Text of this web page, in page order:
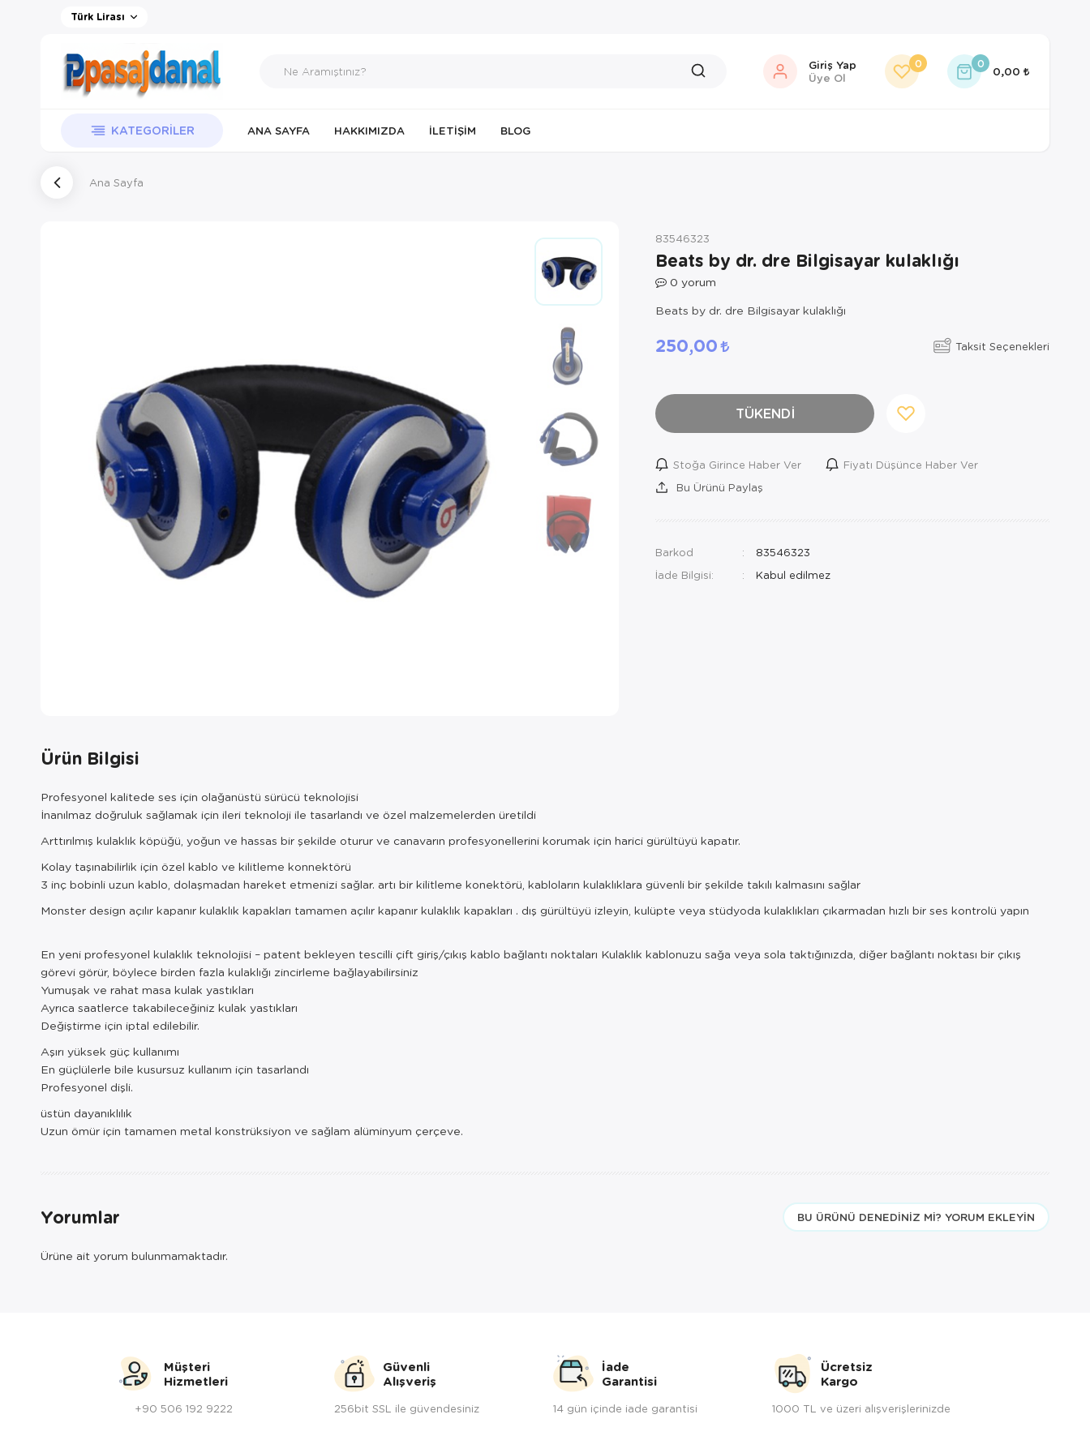
Türk Lirası
Giriş Yap
Üye Ol
0 0
0,00
KATEGORILER ANA SAYFA HAKKIMIZDA İLETIŞIM BLOG
Ana Sayfa
83546323
Beats by dr. dre Bilgisayar kulaklığı
0 yorum
Beats by dr. dre Bilgisayar kulaklığı
250,00 Taksit Seçenekleri
TÜKENDİ
Stoğa Girince Haber Ver
Fiyatı Düşünce Haber Ver
Bu Ürünü Paylaş
Barkod
83546323
İade Bilgisi:
Ürün Bilgisi
Profesyonel kalitede ses için olağanüstü sürücü teknolojisi
İnanılmaz doğruluk sağlamak için ileri teknoloji ile tasarlandı ve özel malzemelerden üretildi
Arttırılmış kulaklık köpüğü, yoğun ve hassas bir şekilde oturur ve canavarın profesyonellerini korumak için harici gürültüyü kapatır.
Kolay taşınabilirlik için özel kablo ve kilitleme konnektörü
3 inç bobinli uzun kablo, dolaşmadan hareket etmenizi sağlar. artı bir kilitleme konektörü, kabloların kulaklıklara güvenli bir şekilde takılı kalmasını sağlar
Monster design açılır kapanır kulaklık kapakları tamamen açılır kapanır kulaklık kapakları . dış gürültüyü izleyin, kulüpte veya stüdyoda kulaklıkları çıkarmadan hızlı bir ses kontrolü yapın
En yeni profesyonel kulaklık teknolojisi – patent bekleyen tescilli çift giriş/çıkış kablo bağlantı noktaları Kulaklık kablonuzu sağa veya sola taktığınızda, diğer bağlantı noktası bir çıkış
görevi görür, böylece birden fazla kulaklığı zincirleme bağlayabilirsiniz
Yumuşak ve rahat masa kulak yastıkları
Ayrıca saatlerce takabileceğiniz kulak yastıkları
Değiştirme için iptal edilebilir.
Aşırı yüksek güç kullanımı
En güçlülerle bile kusursuz kullanım için tasarlandı
Profesyonel dişli.
üstün dayanıklılık
Uzun ömür için tamamen metal konstrüksiyon ve sağlam alüminyum çerçeve.
Yorumlar BU ÜRÜNÜ DENEDINIZ MI? YORUM EKLEYIN
Ürüne ait yorum bulunmamaktadır.
Müşteri
Hizmetleri
+90 506 192 9222
Güvenli
Alışveriş
256bit SSL ile güvendesiniz
İade
Garantisi
14 gün içinde iade garantisi
Ücretsiz
Kargo
1000 TL ve üzeri alışverişlerinizde